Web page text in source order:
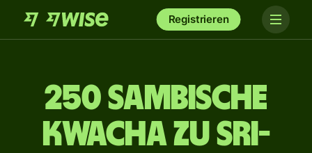
Registrieren
250 sambische
Kwacha zu Sri-